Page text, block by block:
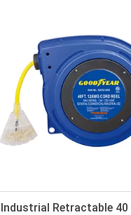
Industrial Retractable 40